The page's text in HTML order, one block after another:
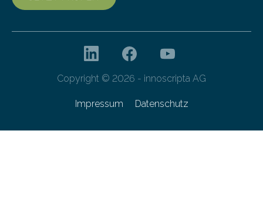
Copyright © 2026 - innoscripta AG
Impressum Datenschutz